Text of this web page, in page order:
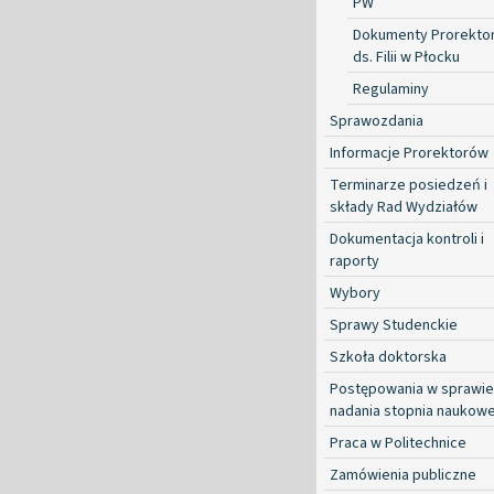
Dokumenty
ds. Filii w Płocku
Regulaminy
Sprawozdania
Informacje Prorektorów
Terminarze posiedzeń i
składy Rad Wydziałów
Dokumentacja kontroli i
raporty
Wybory
Sprawy Studenckie
Szkoła doktorska
Postępowania w sprawie
nadania stopnia
Praca w Politechnice
Zamówienia publiczne